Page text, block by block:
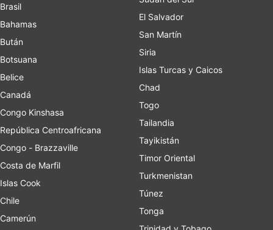
Brasil
Bahamas
Bután
Botsuana
Belice
Canadá
Congo Kinshasa
República Centroafricana
Congo - Brazzaville
Costa de Marfil
Islas Cook
Chile
Camerún
El Salvador
San Martín
Siria
Islas Turcas y Caicos
Chad
Togo
Tailandia
Tayikistán
Timor Oriental
Turkmenistan
Túnez
Tonga